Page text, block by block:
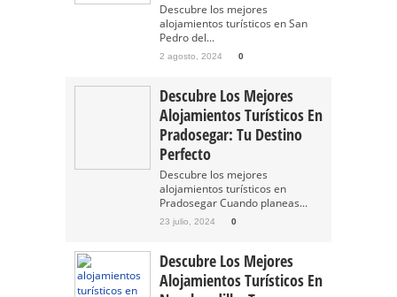
Descubre los mejores
alojamientos turísticos en San
Pedro del...
2 agosto, 2024 0
Descubre Los Mejores
Alojamientos Turísticos En
Pradosegar: Tu Destino
Perfecto
Descubre los mejores
alojamientos turísticos en
Pradosegar Cuando planeas...
23 julio, 2024 0
Descubre Los Mejores
Alojamientos Turísticos En